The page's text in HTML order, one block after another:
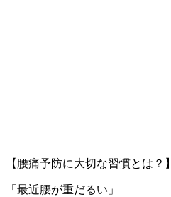
【腰痛予防に大切な習慣とは？】
「最近腰が重だるい」